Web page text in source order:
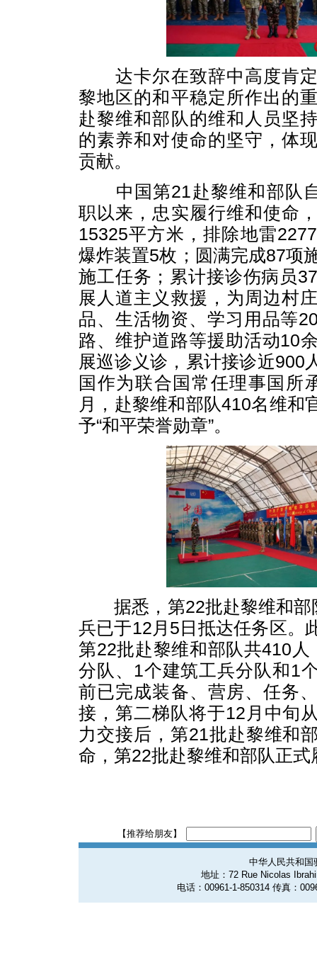
达卡尔在致辞中高度肯定
黎地区的和平稳定所作出的
赴黎维和部队的维和人员坚
的素养和对使命的坚守，体
贡献。
中国第21赴黎维和部队
职以来，忠实履行维和使命
15325平方米，排除地雷
爆炸装置5枚；圆满完成87项
施工任务；累计接诊伤病员
展人道主义救援，为周边村
品、生活物资、学习用品等
路、维护道路等援助活动10
展巡诊义诊，累计接诊近900
国作为联合国常任理事国所
月，赴黎维和部队410名维和
予“和平荣誉勋章”。
据悉，第22批赴黎维和部
兵已于12月5日抵达任务区。
第22批赴黎维和部队共410
分队、1个建筑工兵分队和1
前已完成装备、营房、任务
接，第二梯队将于12月中旬
力交接后，第21批赴黎维和
命，第22批赴黎维和部队正式
【推荐给朋友】
中华人民共和国
地址：72 Rue Nicolas
电话：00961-1-850314 传真：